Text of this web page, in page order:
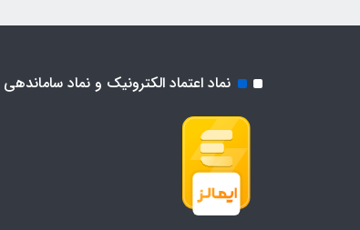
نماد اعتماد الکترونیک و نماد ساماندهی